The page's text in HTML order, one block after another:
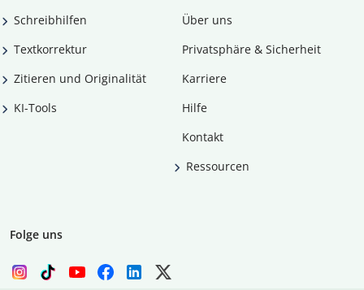
Schreibhilfen
Textkorrektur
Zitieren und Originalität
KI-Tools
Über uns
Privatsphäre & Sicherheit
Karriere
Hilfe
Kontakt
Ressourcen
Folge uns